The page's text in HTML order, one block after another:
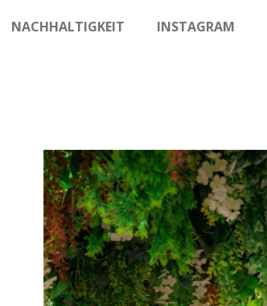
NACHHALTIGKEIT INSTAGRAM